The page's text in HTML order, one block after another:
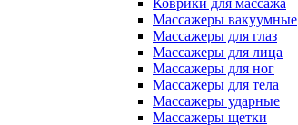
Коврики для массажа
Массажеры вакуумные
Массажеры для глаз
Массажеры для лица
Массажеры для ног
Массажеры для тела
Массажеры ударные
Массажеры щетки